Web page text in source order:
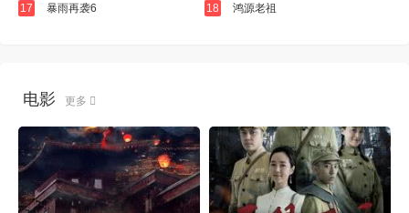
17 暴雨再袭6 18 鸿源老祖
电影 更多